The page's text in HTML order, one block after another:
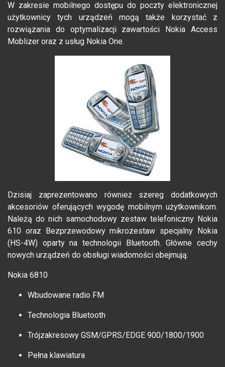
W zakresie mobilnego dostępu do poczty elektronicznej
użytkownicy tych urządzeń mogą także korzystać z
rozwiązania do optymalizacji zawartości Nokia Access
Moblizer oraz z usług Nokia One.
Dzisiaj zaprezentowano również szereg dodatkowych
akcesoriów oferujących wygodę mobilnym użytkownikom.
Należą do nich samochodowy zestaw telefoniczny Nokia
610 oraz Bezprzewodowy mikrozestaw specjalny Nokia
(HS-4W) oparty na technologii Bluetooth. Główne cechy
nowych urządzeń do obsługi wiadomości obejmują:
Nokia 6810
Wbudowane radio FM
Technologia Bluetooth
Trójzakresowy GSM/GPRS/EDGE 900/1800/1900
Pełna klawiatura